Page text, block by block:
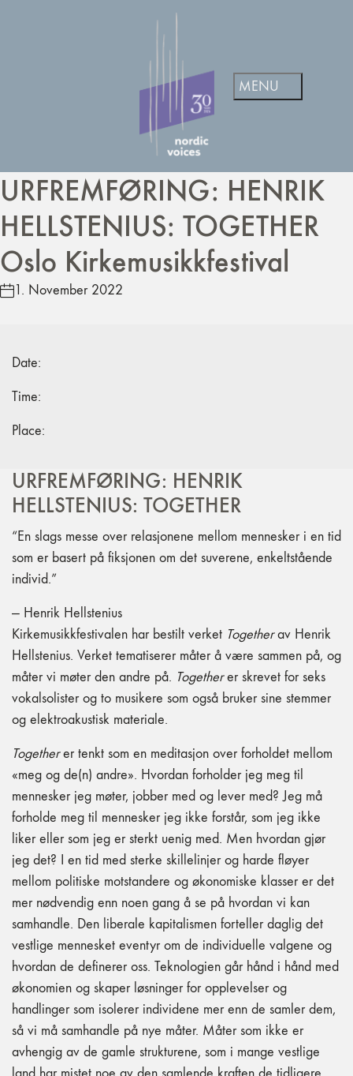
URFREMFØRING: HENRIK
HELLSTENIUS: TOGETHER
Oslo Kirkemusikkfestival
1. November 2022
Date:
Time:
Place:
URFREMFØRING: HENRIK
HELLSTENIUS: TOGETHER
“En slags messe over relasjonene mellom mennesker i en tid
som er basert på fiksjonen om det suverene, enkeltstående
individ.”
— Henrik Hellstenius
Kirkemusikkfestivalen har bestilt verket Togetherav Henrik
Hellstenius. Verket tematiserer måter å være sammen på, og
måter vi møter den andre på. Togetherer skrevet for seks
vokalsolister og to musikere som også bruker sine stemmer
og elektroakustisk materiale.
Togetherer tenkt som en meditasjon over forholdet mellom
«meg og de(n) andre». Hvordan forholder jeg meg til
mennesker jeg møter, jobber med og lever med? Jeg må
forholde meg til mennesker jeg ikke forstår, som jeg ikke
liker eller som jeg er sterkt uenig med. Men hvordan gjør
jeg det? I en tid med sterke skillelinjer og harde fløyer
mellom politiske motstandere og økonomiske klasser er det
mer nødvendig enn noen gang å se på hvordan vi kan
samhandle. Den liberale kapitalismen forteller daglig det
vestlige mennesket eventyr om de individuelle valgene og
hvordan de definerer oss. Teknologien går hånd i hånd med
økonomien og skaper løsninger for opplevelser og
handlinger som isolerer individene mer enn de samler dem,
så vi må samhandle på nye måter. Måter som ikke er
avhengig av de gamle strukturene, som i mange vestlige